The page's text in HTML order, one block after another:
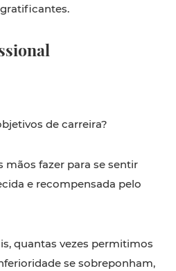
de carreira?
mãos fazer para se sentir
e recompensada pelo
quantas vezes permitimos
se sobreponham,